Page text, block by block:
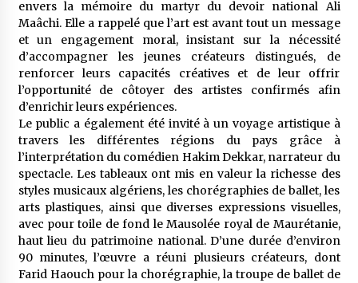
cursus intégré à la licence en communication
en langue amazighe
3 semaines ago
envers la mémoire du martyr du devoir national Ali
Maâchi. Elle a rappelé que l’art est avant tout un message
et un engagement moral, insistant sur la nécessité
d’accompagner les jeunes créateurs distingués, de
renforcer leurs capacités créatives et de leur offrir
l’opportunité de côtoyer des artistes confirmés afin
d’enrichir leurs expériences.
Le public a également été invité à un voyage artistique à
travers les différentes régions du pays grâce à
l’interprétation du comédien Hakim Dekkar, narrateur du
spectacle. Les tableaux ont mis en valeur la richesse des
styles musicaux algériens, les chorégraphies de ballet, les
arts plastiques, ainsi que diverses expressions visuelles,
avec pour toile de fond le Mausolée royal de Maurétanie,
haut lieu du patrimoine national. D’une durée d’environ
90 minutes, l’œuvre a réuni plusieurs créateurs, dont
Farid Haouch pour la chorégraphie, la troupe de ballet de